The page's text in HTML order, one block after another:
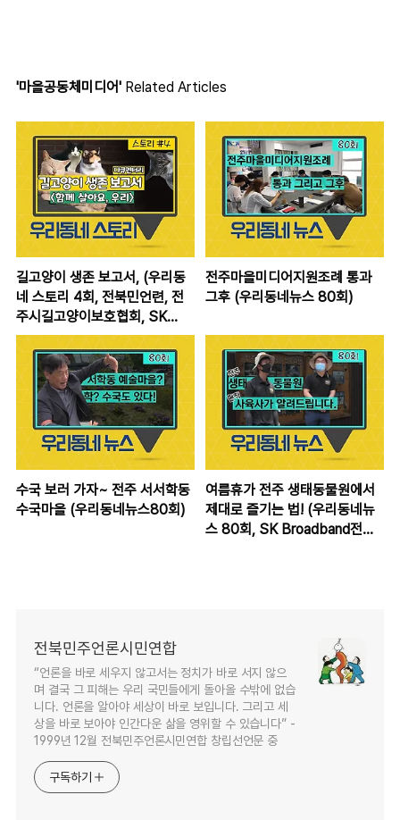
'마을공동체미디어' Related Articles
길고양이 생존 보고서, (우리동
네 스토리 4회, 전북민언련, 전
주시길고양이보호협회, SK
Broadband 전주방송)
전주마을미디어지원조례 통과
그후 (우리동네뉴스 80회)
수국 보러 가자~ 전주 서서학동
수국마을 (우리동네뉴스80회)
여름휴가 전주 생태동물원에서
제대로 즐기는 법! (우리동네뉴
스 80회, SK Broadband전주
전북민주언론시민연합
“언론을 바로 세우지 않고서는 정치가 바로 서지 않으
며 결국 그 피해는 우리 국민들에게 돌아올 수밖에 없습
니다. 언론을 알아야 세상이 바로 보입니다. 그리고 세
상을 바로 보아야 인간다운 삶을 영위할 수 있습니다” -
1999년 12월 전북민주언론시민연합 창립선언문 중
구독하기